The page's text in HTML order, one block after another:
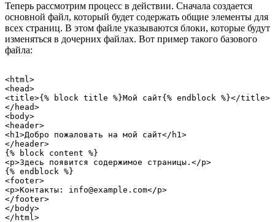
Теперь рассмотрим процесс в действии. Сначала создается
основной файл, который будет содержать общие элементы для
всех страниц. В этом файле указываются блоки, которые будут
изменяться в дочерних файлах. Вот пример такого базового
файла:
<html>
<head>
<title>{% block title %}Мой сайт{% endblock %}</title>
</head>
<body>
<header>
<h1>Добро пожаловать на мой сайт</h1>
</header>
{% block content %}
<p>Здесь появится содержимое страницы.</p>
{% endblock %}
<footer>
<p>Контакты: info@example.com</p>
</footer>
</body>